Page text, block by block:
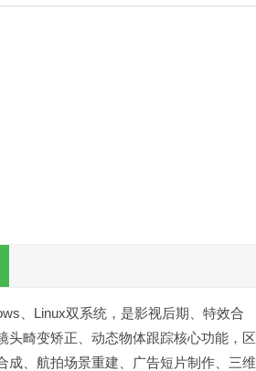
、Linux双系统，是影视后期、特效合
头畸变矫正、动态物体跟踪核心功能，区
成、航拍场景重建、广告短片制作、三维